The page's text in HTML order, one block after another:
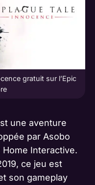
gratuit sur l’Epic
une aventure
par Asobo
Interactive.
ce jeu est
son gameplay